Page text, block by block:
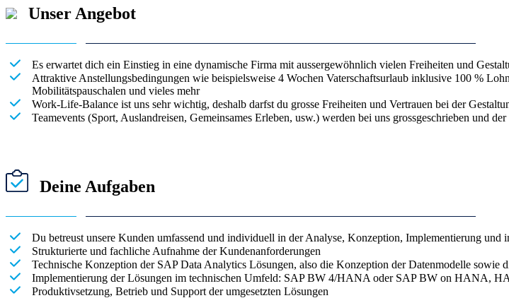
Unser Angebot
Es erwartet dich ein Einstieg in eine dynamische Firma mit aussergewöhnlich vielen Freiheiten und
Attraktive Anstellungsbedingungen wie beispielsweise 4 Wochen Vaterschaftsurlaub inklusive 100 %
Mobilitätspauschalen und vieles mehr
Work-Life-Balance ist uns sehr wichtig, deshalb darfst du grosse Freiheiten und Vertrauen bei der
Teamevents (Sport, Auslandreisen, Gemeinsames Erleben, usw.) werden bei uns grossgeschrieben und
Deine Aufgaben
Du betreust unsere Kunden umfassend und individuell in der Analyse, Konzeption, Implementierung und
Strukturierte und fachliche Aufnahme der Kundenanforderungen
Technische Konzeption der SAP Data Analytics Lösungen, also die Konzeption der Datenmodelle
Implementierung der Lösungen im technischen Umfeld: SAP BW 4/HANA oder SAP BW on HANA,
Produktivsetzung, Betrieb und Support der umgesetzten Lösungen